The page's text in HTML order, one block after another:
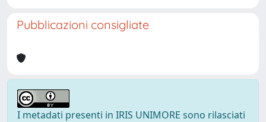
Pubblicazioni consigliate
I metadati presenti in IRIS UNIMORE sono rilasciati